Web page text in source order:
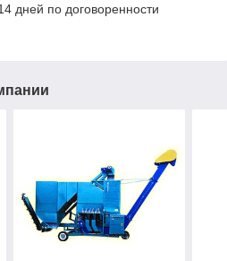
дней по договоренности